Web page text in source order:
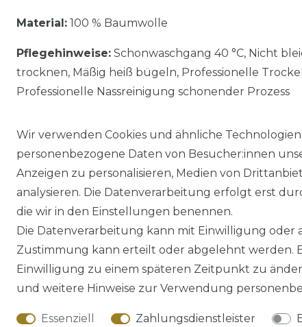
Material: 100 % Baumwolle
Pflegehinweise: Schonwaschgang 40 °C, Nicht
trocknen, Mäßig heiß bügeln, Professionelle
Professionelle Nassreinigung schonender Prozess
Impressum Daten­schutz­erklärung
Wir verwenden Cookies und ähnliche
personenbezogene Daten von Besucher:innen
Anzeigen zu personalisieren, Medien von
analysieren. Die Datenverarbeitung erfolgt erst
die wir in den Einstellungen benennen.
Die Datenverarbeitung kann mit Einwilligung
Zustimmung kann erteilt oder abgelehnt werden.
Einwilligung zu einem späteren Zeitpunkt zu
und weitere Hinweise zur Verwendung
Essenziell Zahlungsdienstleister